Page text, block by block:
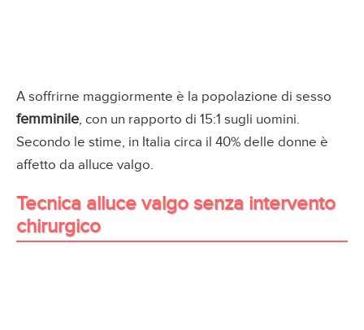
A soffrirne maggiormente è la popolazione di sesso
femminile, con un rapporto di 15:1 sugli uomini.
Secondo le stime, in Italia circa il 40% delle donne è
affetto da alluce valgo.
Tecnica alluce valgo senza intervento
chirurgico